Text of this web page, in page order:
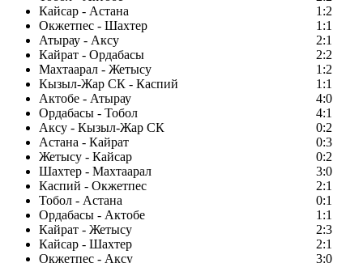
Кайсар - Астана
1:2
Окжетпес - Шахтер
1:1
Атырау - Аксу
2:1
Кайрат - Ордабасы
2:2
Махтаарал - Жетысу
1:2
Кызыл-Жар СК - Каспий
1:1
Актобе - Атырау
4:0
Ордабасы - Тобол
4:1
Аксу - Кызыл-Жар СК
0:2
Астана - Кайрат
0:3
Жетысу - Кайсар
0:2
Шахтер - Махтаарал
3:0
Каспий - Окжетпес
2:1
Тобол - Астана
0:1
Ордабасы - Актобе
1:1
Кайрат - Жетысу
2:3
Кайсар - Шахтер
2:1
Окжетпес - Аксу
3:0